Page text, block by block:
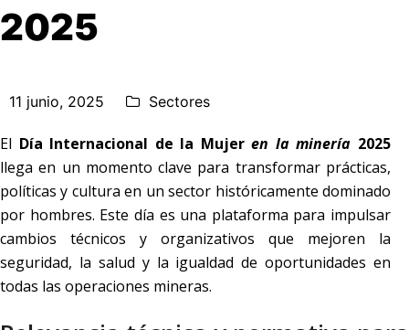
2025
11 junio, 2025 Sectores
El Día Internacional de la Mujeren la minería 2025
llega en un momento clave para transformar prácticas,
políticas y cultura en un sector históricamente dominado
por hombres. Este día es una plataforma para impulsar
cambios técnicos y organizativos que mejoren la
seguridad, la salud y la igualdad de oportunidades en
todas las operaciones mineras.